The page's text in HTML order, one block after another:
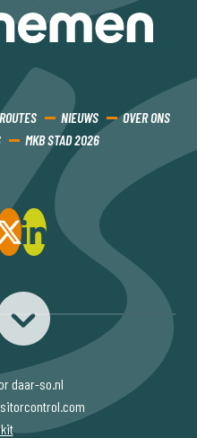
NIEUWS
OVER ONS
MKB STAD 2026
daar-so.nl